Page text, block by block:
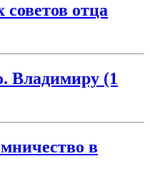
отца
Владимиру (1
в